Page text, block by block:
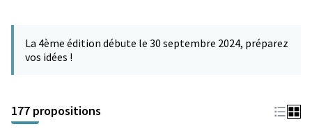
−
La 4ème édition débute le 30 septembre 2024, préparez
vos idées !
177 propositions